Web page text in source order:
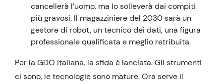
cancellerà l’uomo, ma lo solleverà dai compiti
più gravosi. Il magazziniere del 2030 sarà un
gestore di robot, un tecnico dei dati, una figura
professionale qualificata e meglio retribuita.
Per la GDO italiana, la sfida è lanciata. Gli strumenti
ci sono, le tecnologie sono mature. Ora serve il